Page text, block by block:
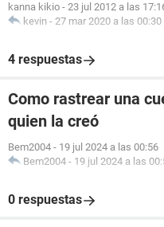
kanna kikio - 23 jul 2012 a las
kevin - 27 mar 2020 a las 00:30
4 respuestas
Como rastrear una
quien la creó
Bem2004 - 19 jul 2024 a las 00:56
Bem2004 - 19 jul 2024 a las
0 respuestas